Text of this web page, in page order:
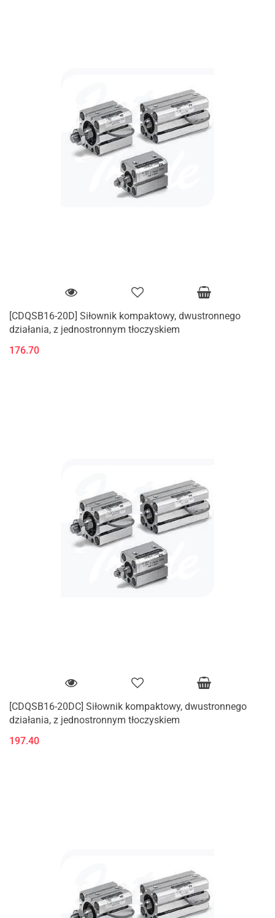
[CDQSB16-20D] Siłownik kompaktowy, dwustronnego
działania, z jednostronnym tłoczyskiem
176.70
[CDQSB16-20DC] Siłownik kompaktowy, dwustronnego
działania, z jednostronnym tłoczyskiem
197.40